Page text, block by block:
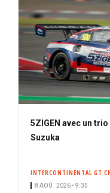
5ZIGEN avec un
Suzuka
INTERCONTINENTAL GT
8 AOÛ. 2026 • 9:35